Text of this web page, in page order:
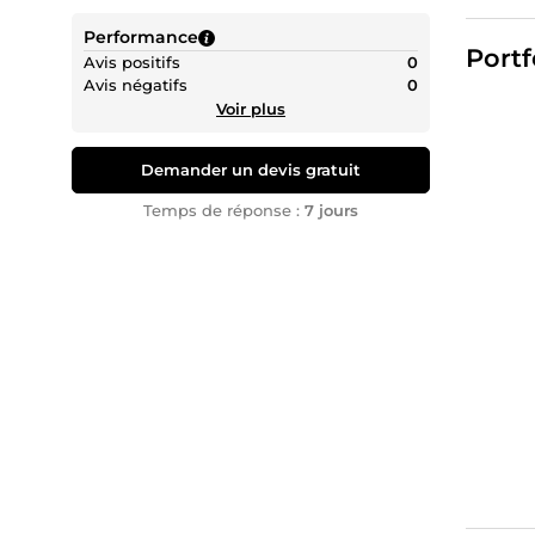
Performance
Avis positifs
0
Avis négatifs
0
Voir plus
Demander un devis gratuit
Temps de réponse : 7 jours